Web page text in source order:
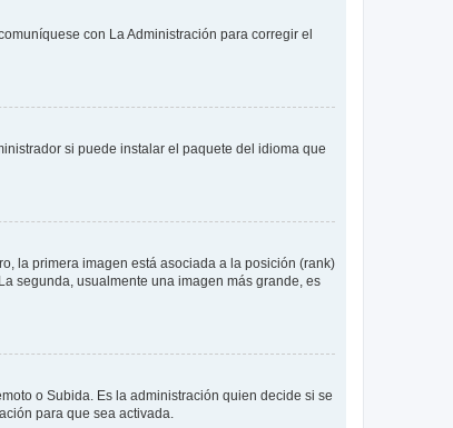
con La Administración para corregir el
si puede instalar el paquete del idioma que
la primera imagen está asociada a la posición (rank)
segunda, usualmente una imagen más grande, es
o Subida. Es la administración quien decide si se
para que sea activada.